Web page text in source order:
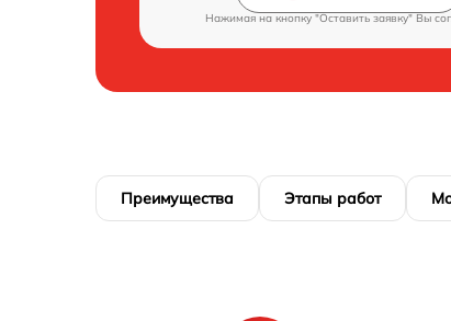
Нажимая на кнопку "Оставить заявку" Вы
Преимущества Этапы работ